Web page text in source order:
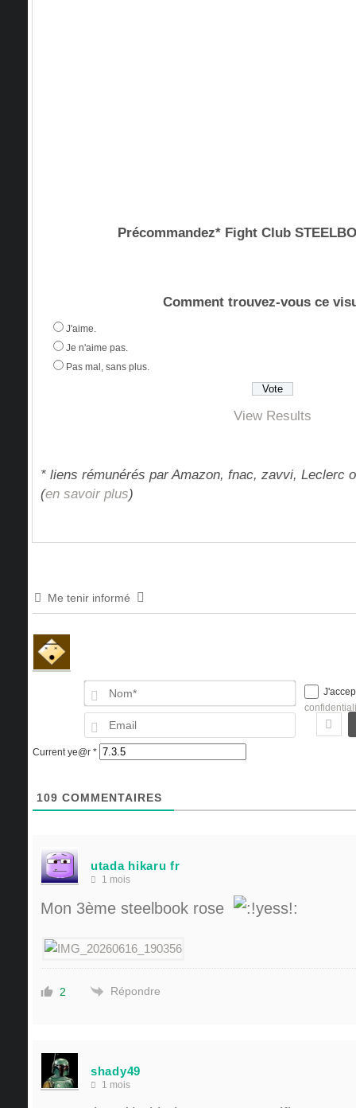
Précommandez* Fight Club
Comment trouvez-vous ce
J'aime.
Je n'aime pas.
Pas mal, sans plus.
View Results
* liens rémunérés par Amazon, fnac, zavvi, Leclerc
(en savoir plus)
Me tenir informé
Nom*
Current ye@r *
109 COMMENTAIRES
utada hikaru fr
1 mois
Mon 3ème steelbook rose
2 Répondre
shady49
1 mois